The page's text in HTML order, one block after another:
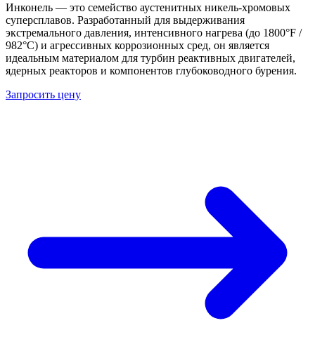
Инконель — это семейство аустенитных никель-хромовых
суперсплавов. Разработанный для выдерживания
экстремального давления, интенсивного нагрева (до 1800°F /
982°C) и агрессивных коррозионных сред, он является
идеальным материалом для турбин реактивных двигателей,
ядерных реакторов и компонентов глубоководного бурения.
Запросить цену